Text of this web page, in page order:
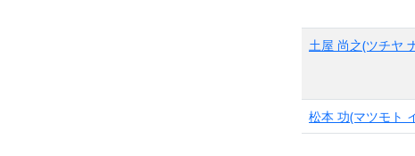
土屋 尚之(ツチヤ
松本 功(マツモト